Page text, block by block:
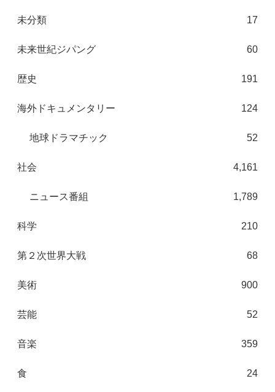
未分類 17
未来世紀ジパング 60
歴史 191
海外ドキュメンタリー 124
地球ドラマチック 52
社会 4,161
ニュース番組 1,789
科学 210
第２次世界大戦 68
美術 900
芸能 52
音楽 359
食 24